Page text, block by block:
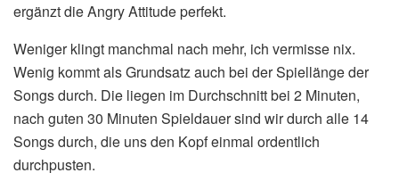
ergänzt die Angry Attitude perfekt.
Weniger klingt manchmal nach mehr, ich vermisse nix.
Wenig kommt als Grundsatz auch bei der Spiellänge der
Songs durch. Die liegen im Durchschnitt bei 2 Minuten,
nach guten 30 Minuten Spieldauer sind wir durch alle 14
Songs durch, die uns den Kopf einmal ordentlich
durchpusten.